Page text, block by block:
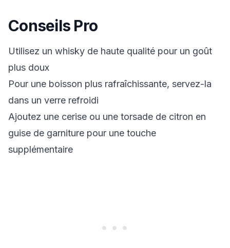
Conseils Pro
Utilisez un whisky de haute qualité pour un goût
plus doux
Pour une boisson plus rafraîchissante, servez-la
dans un verre refroidi
Ajoutez une cerise ou une torsade de citron en
guise de garniture pour une touche
supplémentaire